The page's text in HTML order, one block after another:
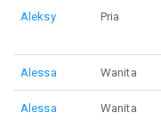
Aleksy Pria
Alessa Wanita
Alessa Wanita